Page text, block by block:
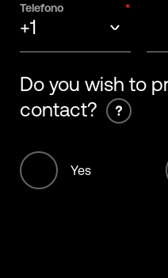
Telefono
+1
+93
+355
+213
+376
Do you wish to
contact?
Yes